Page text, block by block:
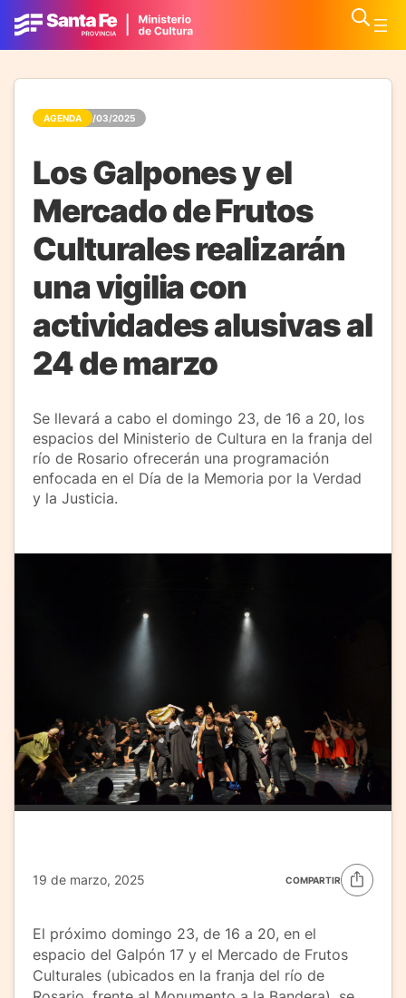
AGENDA 19/03/2025
Los Galpones y el
Mercado de Frutos
Culturales realizarán
una vigilia con
actividades alusivas al
24 de marzo
Se llevará a cabo el domingo 23, de 16 a 20, los
espacios del Ministerio de Cultura en la franja del
río de Rosario ofrecerán una programación
enfocada en el Día de la Memoria por la Verdad
y la Justicia.
19 de marzo, 2025 COMPARTIR
El próximo domingo 23, de 16 a 20, en el
espacio del Galpón 17 y el Mercado de Frutos
Culturales (ubicados en la franja del río de